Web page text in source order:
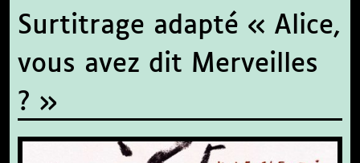
Surtitrage adapté « Alice,
vous avez dit Merveilles
? »